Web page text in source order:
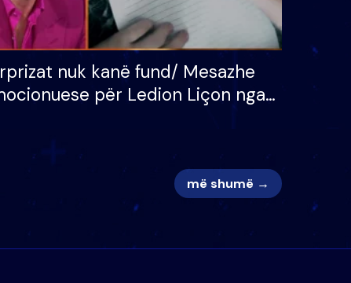
nuk kanë fund/ Mesazhe
për Ledion Liçon nga
më shumë →